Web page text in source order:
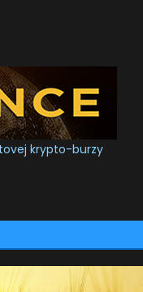
krypto-burzy